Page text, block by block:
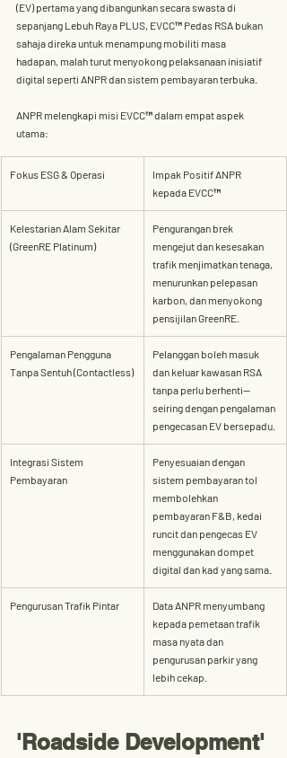
(EV) pertama yang dibangunkan secara swasta di
sepanjang Lebuh Raya PLUS, EVCC™ Pedas RSA bukan
sahaja direka untuk menampung mobiliti masa
hadapan, malah turut menyokong pelaksanaan inisiatif
digital seperti ANPR dan sistem pembayaran terbuka.
ANPR melengkapi misi EVCC™ dalam empat aspek
utama:
Fokus ESG & Operasi
Impak Positif ANPR
kepada EVCC™
Kelestarian Alam Sekitar
(GreenRE Platinum)
Pengurangan brek
mengejut dan kesesakan
trafik menjimatkan tenaga,
menurunkan pelepasan
karbon, dan menyokong
pensijilan GreenRE.
Pengalaman Pengguna
Tanpa Sentuh (Contactless)
Pelanggan boleh masuk
dan keluar kawasan RSA
tanpa perlu berhenti—
seiring dengan pengalaman
pengecasan EV bersepadu.
Integrasi Sistem
Pembayaran
Penyesuaian dengan
sistem pembayaran tol
membolehkan
pembayaran F&B, kedai
runcit dan pengecas EV
menggunakan dompet
digital dan kad yang sama.
Pengurusan Trafik Pintar
Data ANPR menyumbang
kepada pemetaan trafik
masa nyata dan
pengurusan parkir yang
lebih cekap.
'Roadside Development'